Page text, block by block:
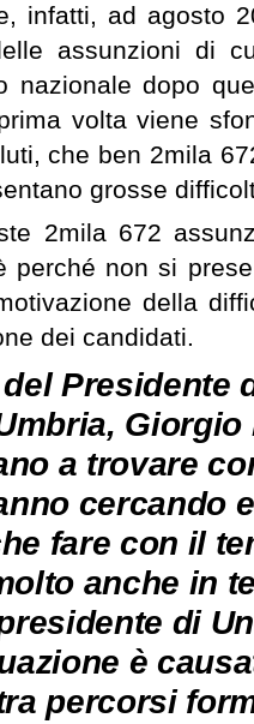
infatti, ad agosto
assunzioni di
dopo
volta viene
che ben 2mila
grosse
2mila 672
perché non si
della
dei candidati.
Presidente
a trovare
cercando
fare con il
anche in
di
è
percorsi